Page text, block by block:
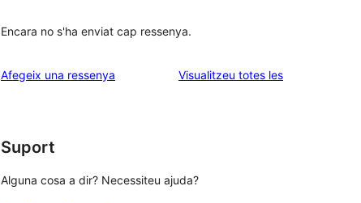
Encara no s'ha enviat cap ressenya.
Afegeix una ressenya Visualitzeu totes lesressenyes
Suport
Alguna cosa a dir? Necessiteu ajuda?